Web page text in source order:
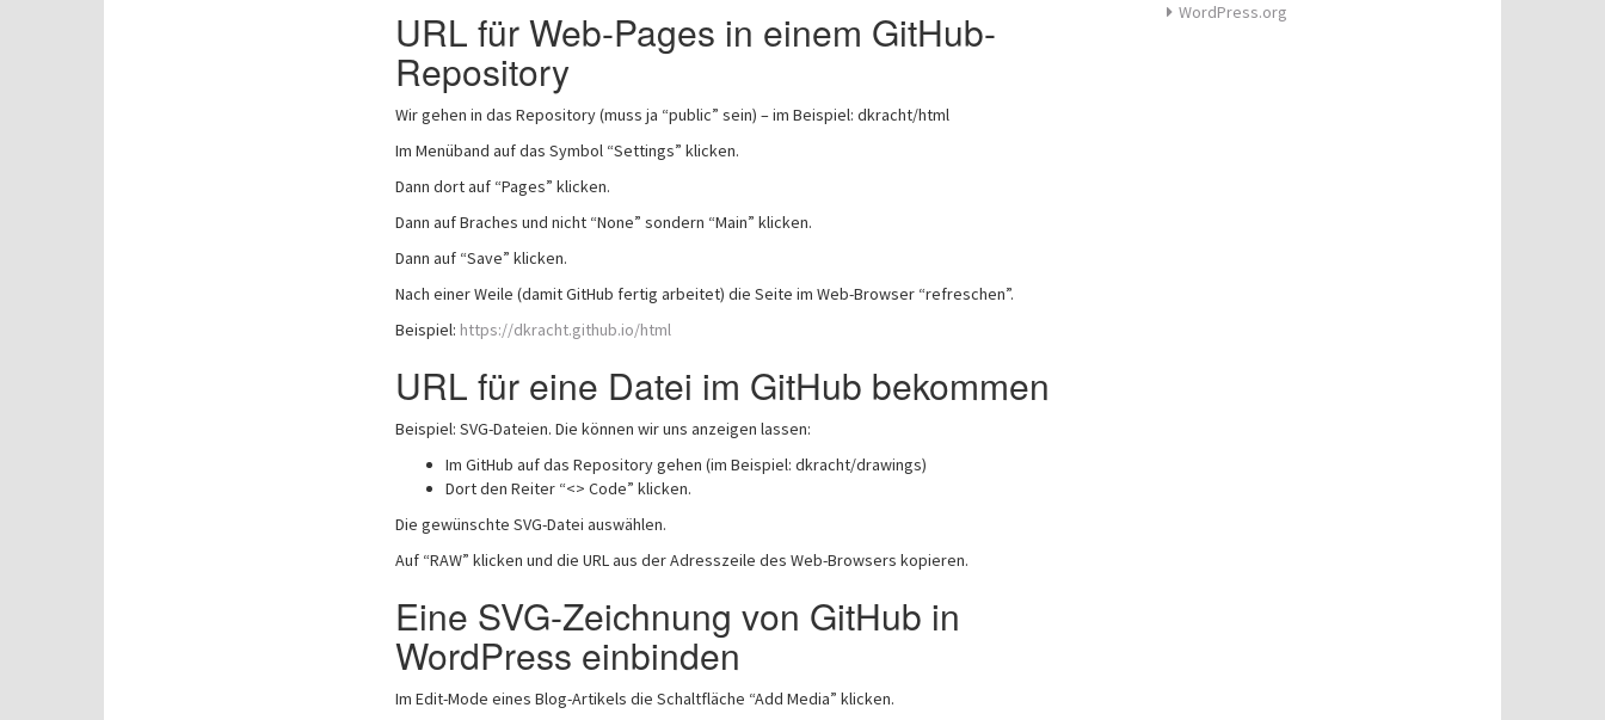
URL für Web-Pages in einem GitHub-
Repository
Wir gehen in das Repository (muss ja “public” sein) – im Beispiel: dkracht/html
Im Menüband auf das Symbol “Settings” klicken.
Dann dort auf “Pages” klicken.
Dann auf Braches und nicht “None” sondern “Main” klicken.
Dann auf “Save” klicken.
Nach einer Weile (damit GitHub fertig arbeitet) die Seite im Web-Browser “refreschen”.
Beispiel: https://dkracht.github.io/html
URL für eine Datei im GitHub bekommen
Beispiel: SVG-Dateien. Die können wir uns anzeigen lassen:
Im GitHub auf das Repository gehen (im Beispiel: dkracht/drawings)
Dort den Reiter “<> Code” klicken.
Die gewünschte SVG-Datei auswählen.
Auf “RAW” klicken und die URL aus der Adresszeile des Web-Browsers kopieren.
Eine SVG-Zeichnung von GitHub in
WordPress einbinden
Im Edit-Mode eines Blog-Artikels die Schaltfläche “Add Media” klicken.
WordPress.org